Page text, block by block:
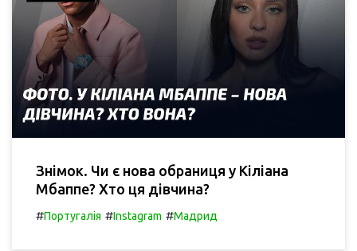
Знімок. Чи є нова обраниця у Кіліана
Мбаппе? Хто ця дівчина?
#Португалія #Instagram #Мадрид